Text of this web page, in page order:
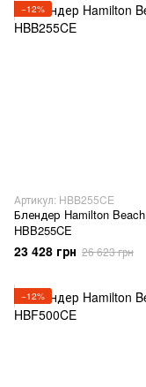
−12%
Артикул: HBB255CE
Блендер Hamilton Beach
HBB255CE
23 428 грн 26 623 грн
−12%